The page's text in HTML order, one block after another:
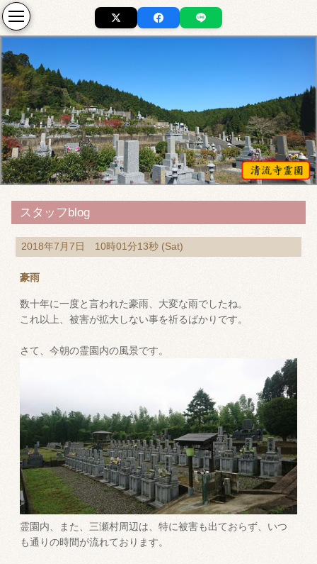
スタッフblog
2018年7月7日 10時01分13秒 (Sat)
豪雨
数十年に一度と言われた豪雨、大変な雨でしたね。
これ以上、被害が拡大しない事を祈るばかりです。
さて、今朝の霊園内の風景です。
霊園内、また、三瀬村周辺は、特に被害も出ておらず、いつ
も通りの時間が流れております。